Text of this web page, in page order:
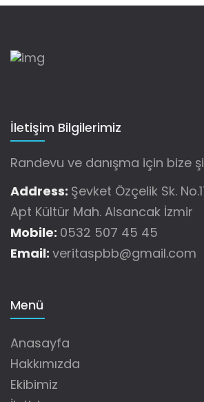
İletişim Bilgilerimiz
Randevu ve danışma için bize
Address: Şevket Özçelik Sk.
Apt Kültür Mah. Alsancak İzmir
Mobile: 0532 507 45 45
Email: veritaspbb@gmail.com
Menü
Anasayfa
Hakkımızda
Ekibimiz